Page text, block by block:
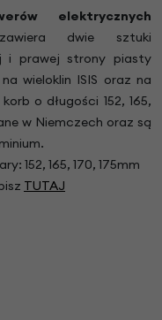
elektrycznych
dwie sztuki
i prawej strony piasty
wieloklin ISIS oraz na
o długości 152, 165,
w Niemczech oraz są
152, 165, 170, 175mm
TUTAJ